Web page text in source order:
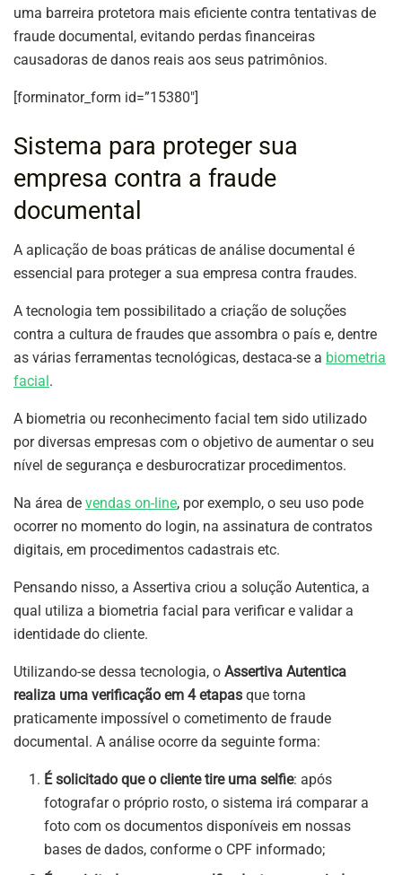
uma barreira protetora mais eficiente contra tentativas de
fraude documental, evitando perdas financeiras
causadoras de danos reais aos seus patrimônios.
[forminator_form id=”15380″]
Sistema para proteger sua
empresa contra a fraude
documental
A aplicação de boas práticas de análise documental é
essencial para proteger a sua empresa contra fraudes.
A tecnologia tem possibilitado a criação de soluções
contra a cultura de fraudes que assombra o país e, dentre
as várias ferramentas tecnológicas, destaca-se a biometria
facial .
A biometria ou reconhecimento facial tem sido utilizado
por diversas empresas com o objetivo de aumentar o seu
nível de segurança e desburocratizar procedimentos.
Na área de vendas on-line, por exemplo, o seu uso pode
ocorrer no momento do login, na assinatura de contratos
digitais, em procedimentos cadastrais etc.
Pensando nisso, a Assertiva criou a solução Autentica, a
qual utiliza a biometria facial para verificar e validar a
identidade do cliente.
Utilizando-se dessa tecnologia, o Assertiva Autentica
realiza uma verificação em 4 etapas que torna
praticamente impossível o cometimento de fraude
documental. A análise ocorre da seguinte forma:
É solicitado que o cliente tire uma selfie: após
fotografar o próprio rosto, o sistema irá comparar a
foto com os documentos disponíveis em nossas
bases de dados, conforme o CPF informado;